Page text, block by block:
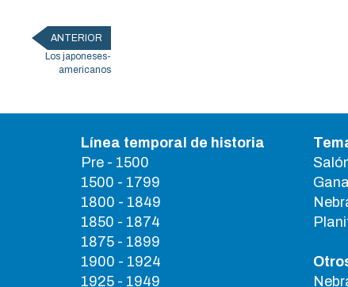
ANTERIOR
Los japoneses-
americanos
Línea temporal de historia
Pre - 1500
1500 - 1799
1800 - 1849
1850 - 1874
1875 - 1899
1900 - 1924
1925 - 1949